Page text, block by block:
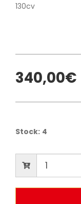
130cv
340,00€
Stock: 4